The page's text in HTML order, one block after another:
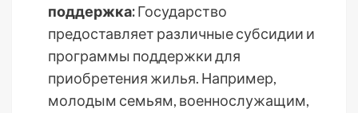
поддержка:Государство
предоставляет различные субсидии и
программы поддержки для
приобретения жилья. Например,
молодым семьям, военнослужащим,